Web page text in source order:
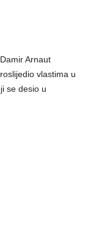
Arnaut
vlastima u
se desio u